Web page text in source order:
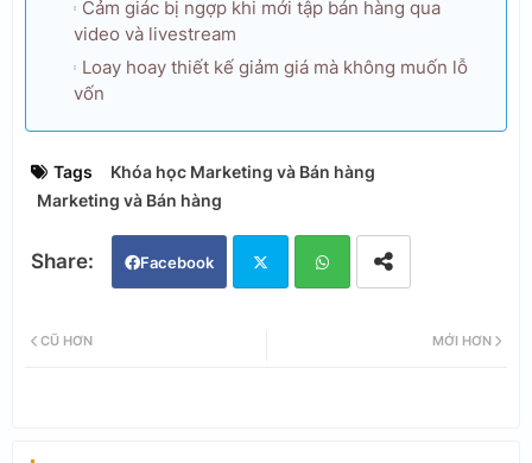
Cảm giác bị ngợp khi mới tập bán hàng qua
video và livestream
Loay hoay thiết kế giảm giá mà không muốn lỗ
vốn
Tags
Khóa học Marketing và Bán hàng
Marketing và Bán hàng
Facebook
MỚI HƠN
CŨ HƠN